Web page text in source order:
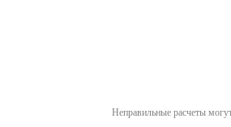
Неправильные расчеты